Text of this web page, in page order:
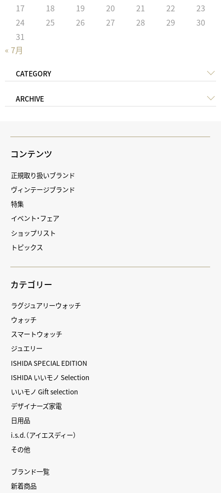
« 7月
17
18 19 20 21 22
23
24
25 26 27 28 29
30
31
CATEGORY
ARCHIVE
コンテンツ
正規取り扱いブランド
ヴィンテージブランド
特集
イベント・フェア
ショップリスト
トピックス
カテゴリー
ラグジュアリーウォッチ
ウォッチ
スマートウォッチ
ジュエリー
ISHIDA SPECIAL EDITION
ISHIDA いいモノ Selection
いいモノ Gift selection
デザイナーズ家電
日用品
i.s.d.（アイエスディー）
その他
ブランド一覧
新着商品